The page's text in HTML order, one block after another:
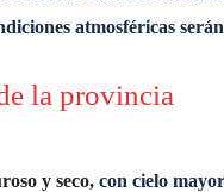
atmosféricas
la provincia
y seco, con cielo